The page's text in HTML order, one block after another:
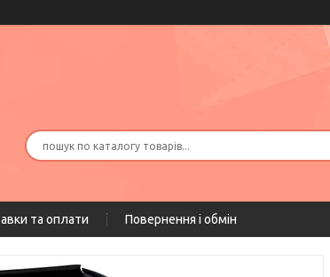
та оплати Повернення і обмін